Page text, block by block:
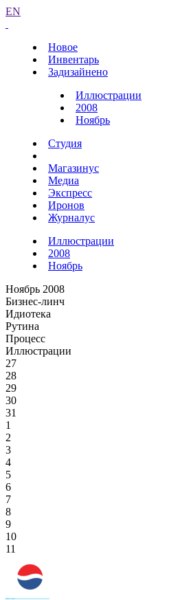
EN
Новое
Инвентарь
Задизайнено
Иллюстрации
2008
Ноябрь
Студия
Магазинус
Медиа
Экспресс
Иронов
Журналус
Иллюстрации
2008
Ноябрь
Ноябрь 2008
Бизнес-линч
Идиотека
Рутина
Процесс
Иллюстрации
27
28
29
30
31
1
2
3
4
5
6
7
8
9
10
11